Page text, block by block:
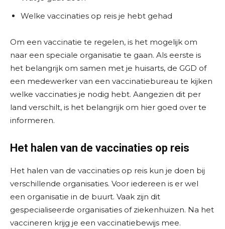
Welke vaccinaties op reis je hebt gehad
Om een vaccinatie te regelen, is het mogelijk om
naar een speciale organisatie te gaan. Als eerste is
het belangrijk om samen met je huisarts, de GGD of
een medewerker van een vaccinatiebureau te kijken
welke vaccinaties je nodig hebt. Aangezien dit per
land verschilt, is het belangrijk om hier goed over te
informeren.
Het halen van de vaccinaties op reis
Het halen van de vaccinaties op reis kun je doen bij
verschillende organisaties. Voor iedereen is er wel
een organisatie in de buurt. Vaak zijn dit
gespecialiseerde organisaties of ziekenhuizen. Na het
vaccineren krijg je een vaccinatiebewijs mee.